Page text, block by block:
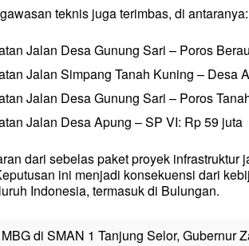
teknis juga terimbas, di antaranya:
Jalan Desa Gunung Sari – Poros
Jalan Simpang Tanah Kuning – Desa
Jalan Desa Gunung Sari – Poros
Jalan Desa Apung – SP VI: Rp 59 juta
dari sebelas paket proyek infrastruktur
ini menjadi konsekuensi dari
Indonesia, termasuk di Bulungan.
di SMAN 1 Tanjung Selor, Gubernur